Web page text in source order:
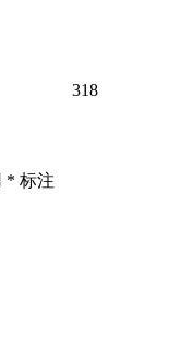
318
* 标注